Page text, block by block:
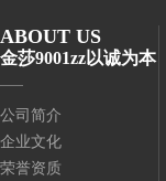
ABOUT US
金莎9001zz以诚为本
公司简介
企业文化
荣誉资质